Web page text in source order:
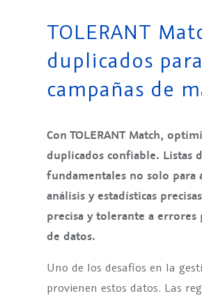
TOLERANT
duplicados
campañas de
Con TOLERANT Match,
duplicados confiable. Listas
fundamentales no solo para
análisis y estadísticas
precisa y tolerante a
de datos.
Uno de los desafíos en la
provienen estos datos. Las